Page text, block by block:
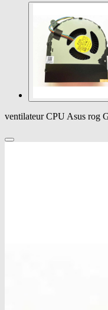
ventilateur CPU Asus rog